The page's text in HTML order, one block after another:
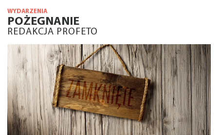
WYDARZENIA
POŻEGNANIE
REDAKCJA PROFETO